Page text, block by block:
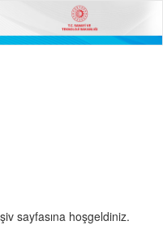
sayfasına hoşgeldiniz.